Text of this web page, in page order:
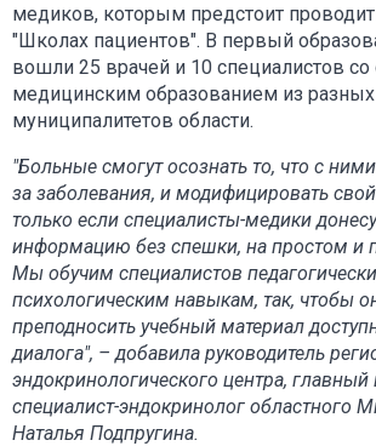
медиков, которым предстоит
"Школах пациентов". В первый
вошли 25 врачей и 10 специалистов
медицинским образованием из разных
муниципалитетов области.
"Больные смогут осознать то, что с
за заболевания, и модифицировать
только если специалисты-медики
информацию без спешки, на простом и
Мы обучим специалистов
психологическим навыкам, так, чтобы
преподносить учебный материал
диалога", – добавила руководитель
эндокринологического центра,
специалист-эндокринолог областного
Наталья Подпругина.